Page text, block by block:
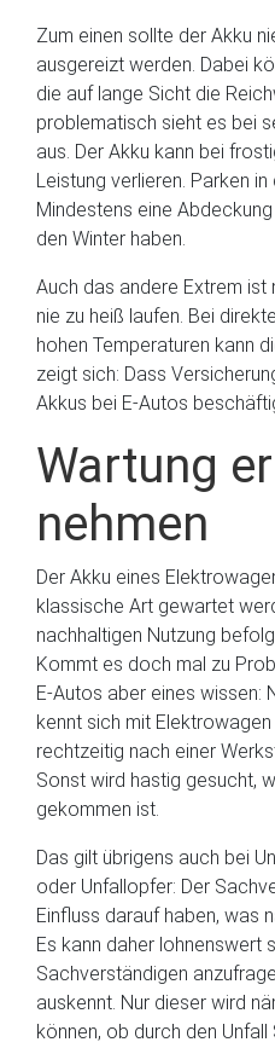
Zum einen sollte der Akku
ausgereizt werden. Dabei
die auf lange Sicht die
problematisch sieht es bei
aus. Der Akku kann bei
Leistung verlieren. Parken
Mindestens eine
den Winter haben.
Auch das andere Extrem ist
nie zu heiß laufen. Bei
hohen Temperaturen kann
zeigt sich: Dass
Akkus bei E-Autos
Wartung
nehmen
Der Akku eines
klassische Art gewartet
nachhaltigen Nutzung
Kommt es doch mal zu
E-Autos aber eines wissen:
kennt sich mit
rechtzeitig nach einer
Sonst wird hastig gesucht,
gekommen ist.
Das gilt übrigens auch bei
oder Unfallopfer: Der
Einfluss darauf haben, was
Es kann daher lohnenswert
Sachverständigen
auskennt. Nur dieser wird
können, ob durch den